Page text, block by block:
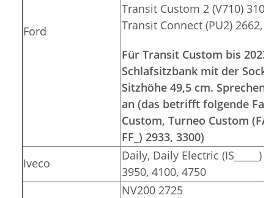
Ford
Transit Custom 2 (V710)
Transit Connect (PU2) 2662,
Für Transit Custom bis
Schlafsitzbank mit der
Sitzhöhe 49,5 cm. Sprechen
an (das betrifft folgende
Custom, Turneo Custom
FF_) 2933, 3300)
Iveco
Daily, Daily Electric (IS_____)
3950, 4100, 4750
NV200 2725